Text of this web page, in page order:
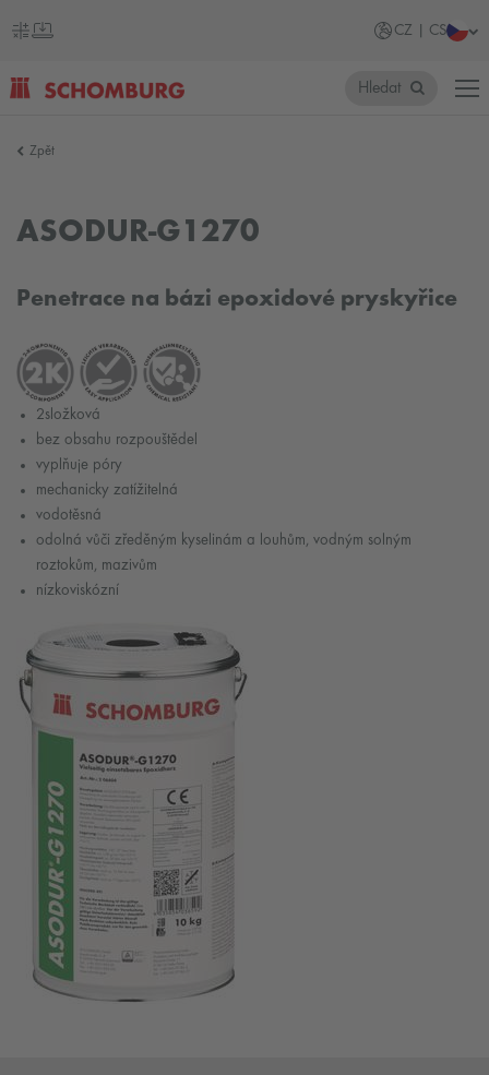
CZ | CS
Hledat
Zpět
ASODUR-G1270
Penetrace na bázi epoxidové pryskyřice
2složková
bez obsahu rozpouštědel
vyplňuje póry
mechanicky zatížitelná
vodotěsná
odolná vůči zředěným kyselinám a louhům, vodným solným
roztokům, mazivům
nízkoviskózní